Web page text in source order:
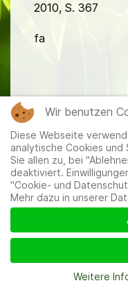
2010, S. 367
fa
Mitglieder|
und
Wir benutzen
Diese Webseite
analytische Cookies
Sie allen zu, bei
deaktiviert.
"Cookie- und
Mehr dazu in unserer
Weitere